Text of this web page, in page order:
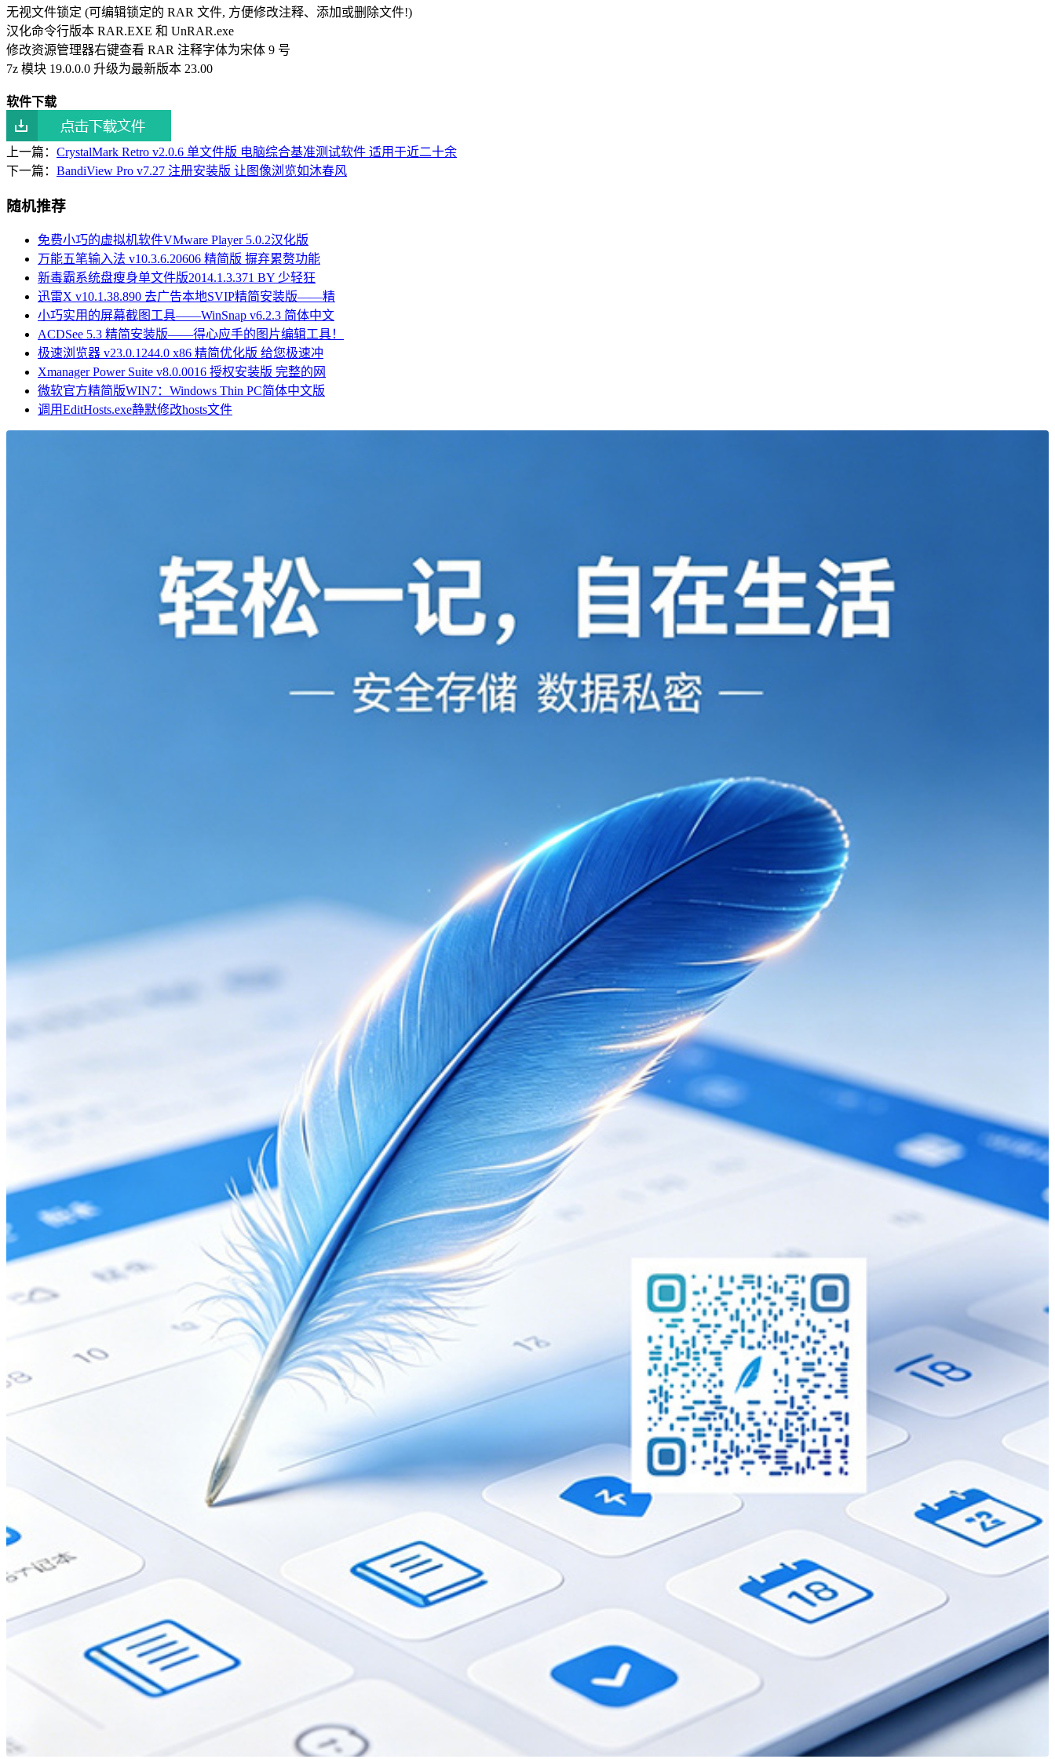
无视文件锁定 (可编辑锁定的 RAR 文件, 方便修改注释、添加或删除文件!)
汉化命令行版本 RAR.EXE 和 UnRAR.exe
修改资源管理器右键查看 RAR 注释字体为宋体 9 号
7z 模块 19.0.0.0 升级为最新版本 23.00
软件下载
上一篇： CrystalMark Retro v2.0.6 单文件版 电脑综合基准测试软件 适用于近二十余
下一篇： BandiView Pro v7.27 注册安装版 让图像浏览如沐春风
随机推荐
免费小巧的虚拟机软件VMware Player 5.0.2汉化版
万能五笔输入法 v10.3.6.20606 精简版 摒弃累赘功能
新毒霸系统盘瘦身单文件版2014.1.3.371 BY 少轻狂
迅雷X v10.1.38.890 去广告本地SVIP精简安装版——精
小巧实用的屏幕截图工具——WinSnap v6.2.3 简体中文
ACDSee 5.3 精简安装版——得心应手的图片编辑工具！
极速浏览器 v23.0.1244.0 x86 精简优化版 给您极速冲
Xmanager Power Suite v8.0.0016 授权安装版 完整的网
微软官方精简版WIN7：Windows Thin PC简体中文版
调用EditHosts.exe静默修改hosts文件